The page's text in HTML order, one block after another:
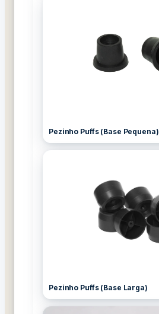
Pezinho Puffs (Base Pequena)
Pezinho Puffs (Base Larga)